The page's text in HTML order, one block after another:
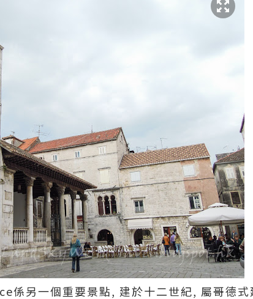
另一個重要景點, 建於十二世紀, 屬哥德式